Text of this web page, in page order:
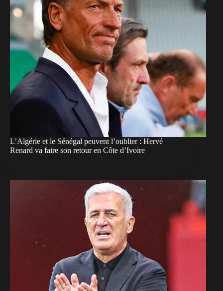
L’Algérie et le Sénégal peuvent l’oublier : Hervé
Renard va faire son retour en Côte d’Ivoire